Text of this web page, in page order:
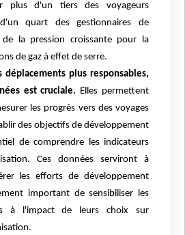
plus d'un tiers des voyageurs
quart des gestionnaires de
la pression croissante pour la
de gaz à effet de serre.
déplacements plus responsables,
est cruciale. Elles permettent
les progrès vers des voyages
des objectifs de développement
de comprendre les indicateurs
Ces données serviront à
les efforts de développement
important de sensibiliser les
à l'impact de leurs choix sur